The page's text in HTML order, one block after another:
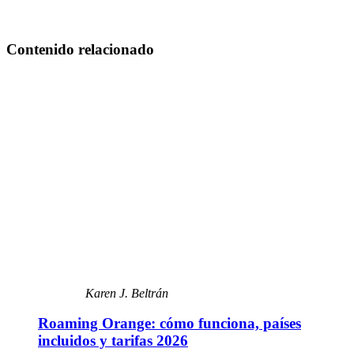
Contenido relacionado
Karen J. Beltrán
Roaming Orange: cómo funciona, países
incluidos y tarifas 2026